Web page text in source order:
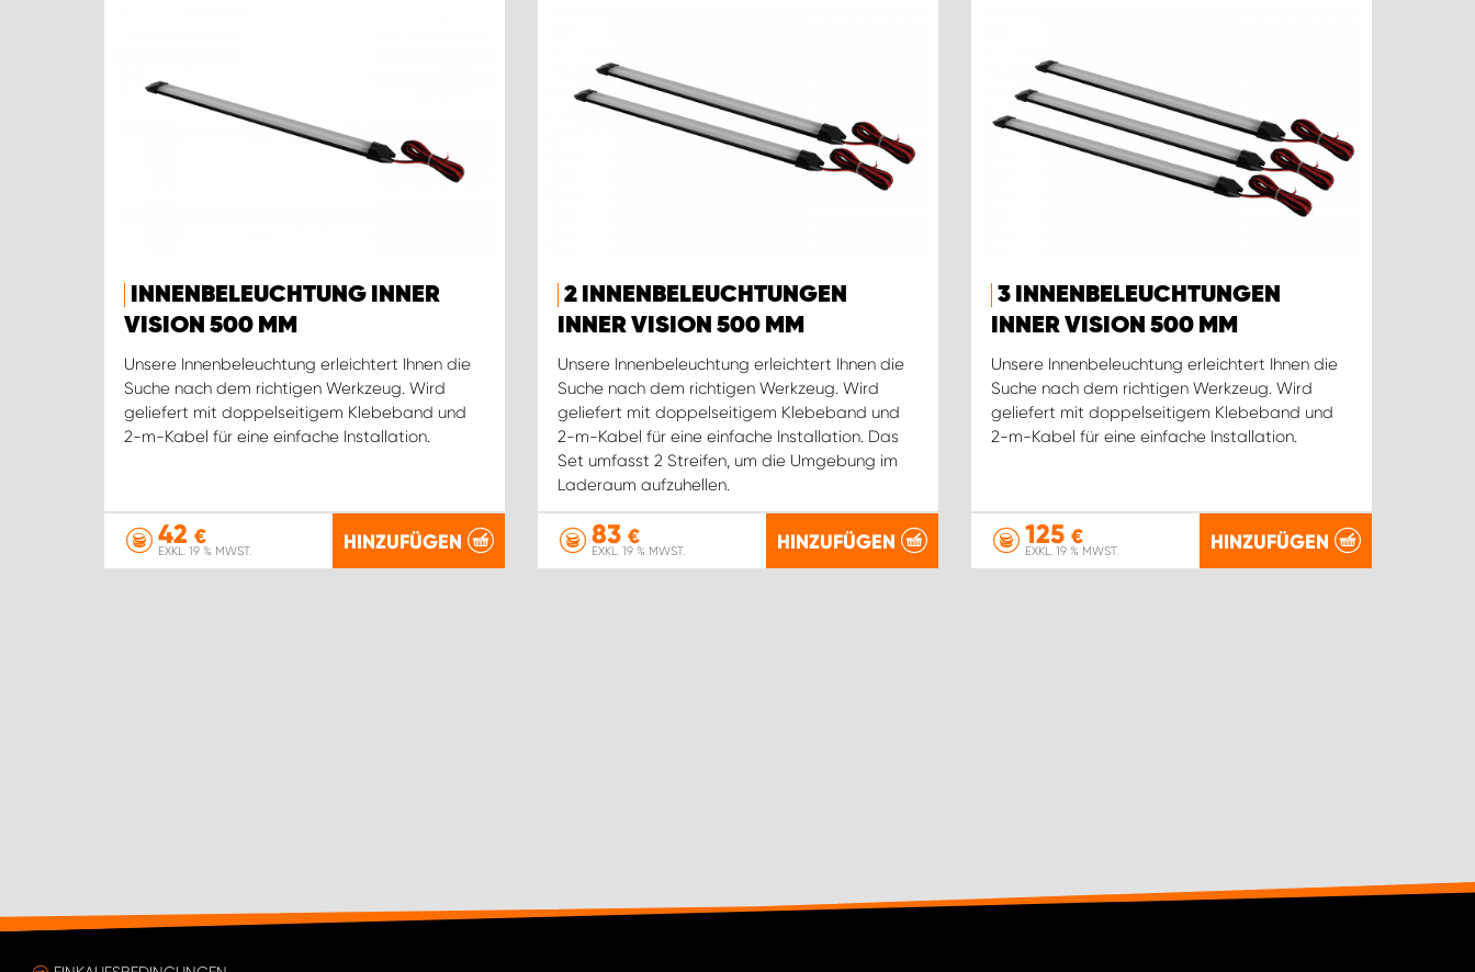
INNENBELEUCHTUNG INNER
VISION 500 MM
Unsere Innenbeleuchtung erleichtert Ihnen die
Suche nach dem richtigen Werkzeug. Wird
geliefert mit doppelseitigem Klebeband und
2-m-Kabel für eine einfache Installation.
42 €
EXKL. 19 % MWST. HINZUFÜGEN
2 INNENBELEUCHTUNGEN
INNER VISION 500 MM
Unsere Innenbeleuchtung erleichtert Ihnen die
Suche nach dem richtigen Werkzeug. Wird
geliefert mit doppelseitigem Klebeband und
2-m-Kabel für eine einfache Installation. Das
Set umfasst 2 Streifen, um die Umgebung im
Laderaum aufzuhellen.
83 €
EXKL. 19 % MWST. HINZUFÜGEN
3 INNENBELEUCHTUNGEN
INNER VISION 500 MM
Unsere Innenbeleuchtung erleichtert Ihnen die
Suche nach dem richtigen Werkzeug. Wird
geliefert mit doppelseitigem Klebeband und
2-m-Kabel für eine einfache Installation.
125 €
EXKL. 19 % MWST. HINZUFÜGEN